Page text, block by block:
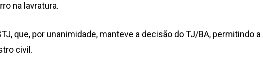
na lavratura.
que, por unanimidade, manteve a decisão do TJ/BA, permitindo a
civil.